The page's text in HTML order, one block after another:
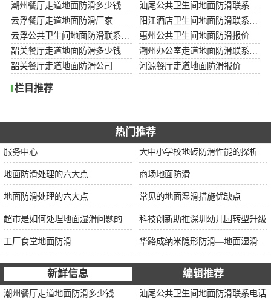
潮州餐厅走道地面防滑多少钱
云浮餐厅走道地面防滑厂家
惠州公共卫生间地面防滑报价
韶关餐厅走道地面防滑多少钱
韶关餐厅走道地面防滑公司
河源餐厅走道地面防滑报价
栏目推荐
热门推荐
服务中心 大中小学校地砖防滑性能的探析
地面防滑处理的六大点 商场地面防滑
地面防滑处理的六大点 常见的地面湿滑措施优缺点
超市是如何处理地面湿滑问题的 科技创新助推深圳幼儿园转型升级
工厂食堂地面防滑
新鲜信息 编辑推荐
潮州餐厅走道地面防滑多少钱 汕尾公共卫生间地面防滑联系电话